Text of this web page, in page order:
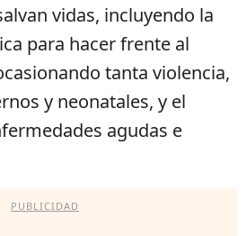
vidas, incluyendo la
para hacer frente al
tanta violencia,
y neonatales, y el
agudas e
PUBLICIDAD